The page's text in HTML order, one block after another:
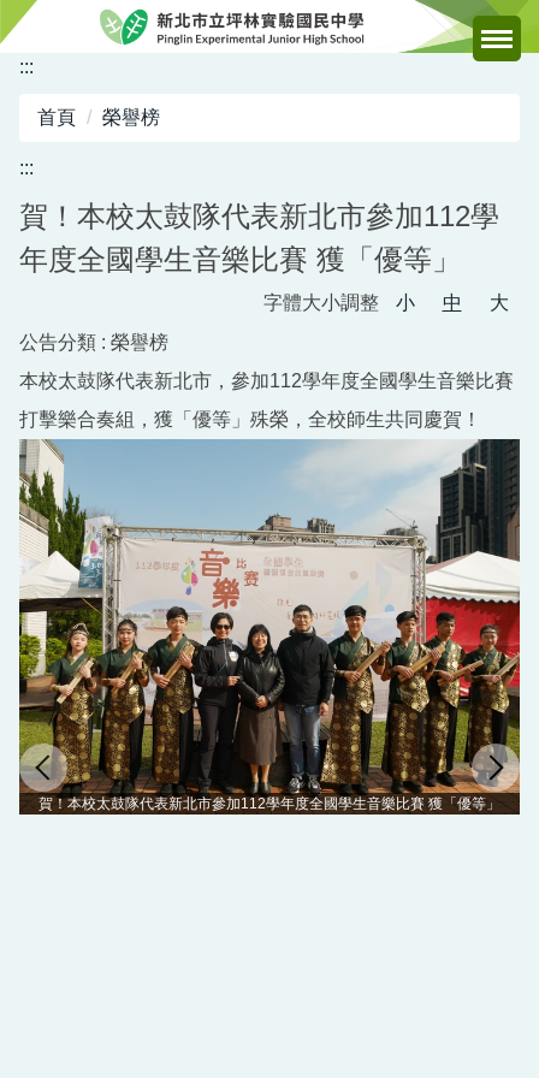
跳
主
容
:::
首頁 榮譽榜
:::
賀！本校太鼓隊代表新北市參加112學
年度全國學生音樂比賽 獲「優等」
字體大小調整 小 中
大
公告分類 : 榮譽榜
本校太鼓隊代表新北市，參加112學年度全國學生音樂比賽
打擊樂合奏組，獲「優等」殊榮，全校師生共同慶賀！
賀！本校太鼓隊代表新北市參加112學年度全國學生音樂比賽 獲「優等」